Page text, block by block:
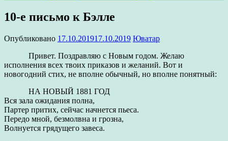
10-е письмо к Бэлле
Опубликовано 17.10.201917.10.2019 Юватар
Привет. Поздравляю с Новым годом. Желаю
исполнения всех твоих приказов и желаний. Вот и
новогодний стих, не вполне обычный, но вполне понятный:
НА НОВЫЙ 1881 ГОД
Вся зала ожидания полна,
Партер притих, сейчас начнется пьеса.
Передо мной, безмолвна и грозна,
Волнуется грядущего завеса.